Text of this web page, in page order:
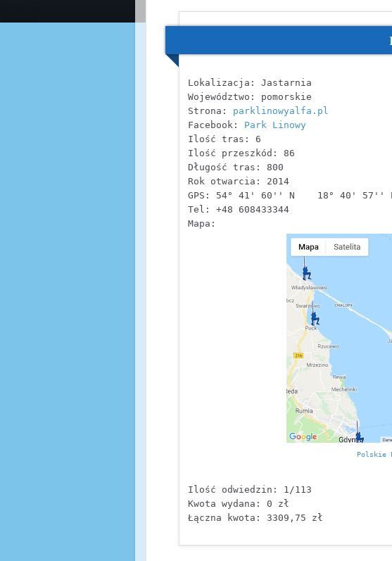
Lokalizacja: Jastarnia
Województwo: pomorskie
Strona: parklinowyalfa.pl
Facebook: Park Linowy
Ilość tras: 6
Ilość przeszkód: 86
Długość tras: 800
Rok otwarcia: 2014
GPS: 54° 41' 60'' N    18° 40' 57''
Tel: +48 608433344
Mapa:
Polskie
Ilość odwiedzin: 1/113
Kwota wydana: 0 zł
Łączna kwota: 3309,75 zł